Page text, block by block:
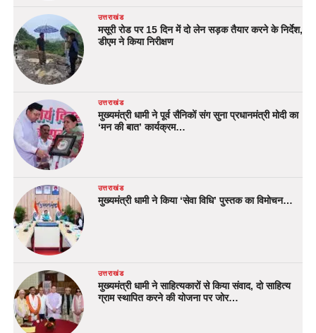
उत्तराखंड
मसूरी रोड पर 15 दिन में दो लेन सड़क तैयार करने के निर्देश,
डीएम ने किया निरीक्षण
उत्तराखंड
मुख्यमंत्री धामी ने पूर्व सैनिकों संग सुना प्रधानमंत्री मोदी का
‘मन की बात’ कार्यक्रम…
उत्तराखंड
मुख्यमंत्री धामी ने किया ‘सेवा विधि’ पुस्तक का विमोचन…
उत्तराखंड
मुख्यमंत्री धामी ने साहित्यकारों से किया संवाद, दो साहित्य
ग्राम स्थापित करने की योजना पर जोर…